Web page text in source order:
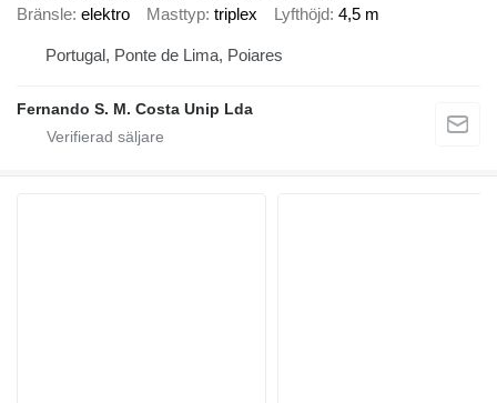
Bränsle elektro Masttyp triplex Lyfthöjd 4,5 m
Portugal, Ponte de Lima, Poiares
Fernando S. M. Costa Unip Lda